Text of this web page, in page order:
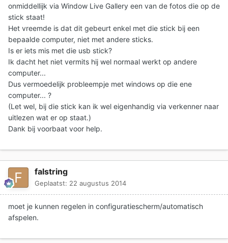
onmiddellijk via Window Live Gallery een van de fotos die op de
stick staat!
Het vreemde is dat dit gebeurt enkel met die stick bij een
bepaalde computer, niet met andere sticks.
Is er iets mis met die usb stick?
Ik dacht het niet vermits hij wel normaal werkt op andere
computer...
Dus vermoedelijk probleempje met windows op die ene
computer... ?
(Let wel, bij die stick kan ik wel eigenhandig via verkenner naar
uitlezen wat er op staat.)
Dank bij voorbaat voor help.
falstring
Geplaatst: 22 augustus 2014
moet je kunnen regelen in configuratiescherm/automatisch
afspelen.